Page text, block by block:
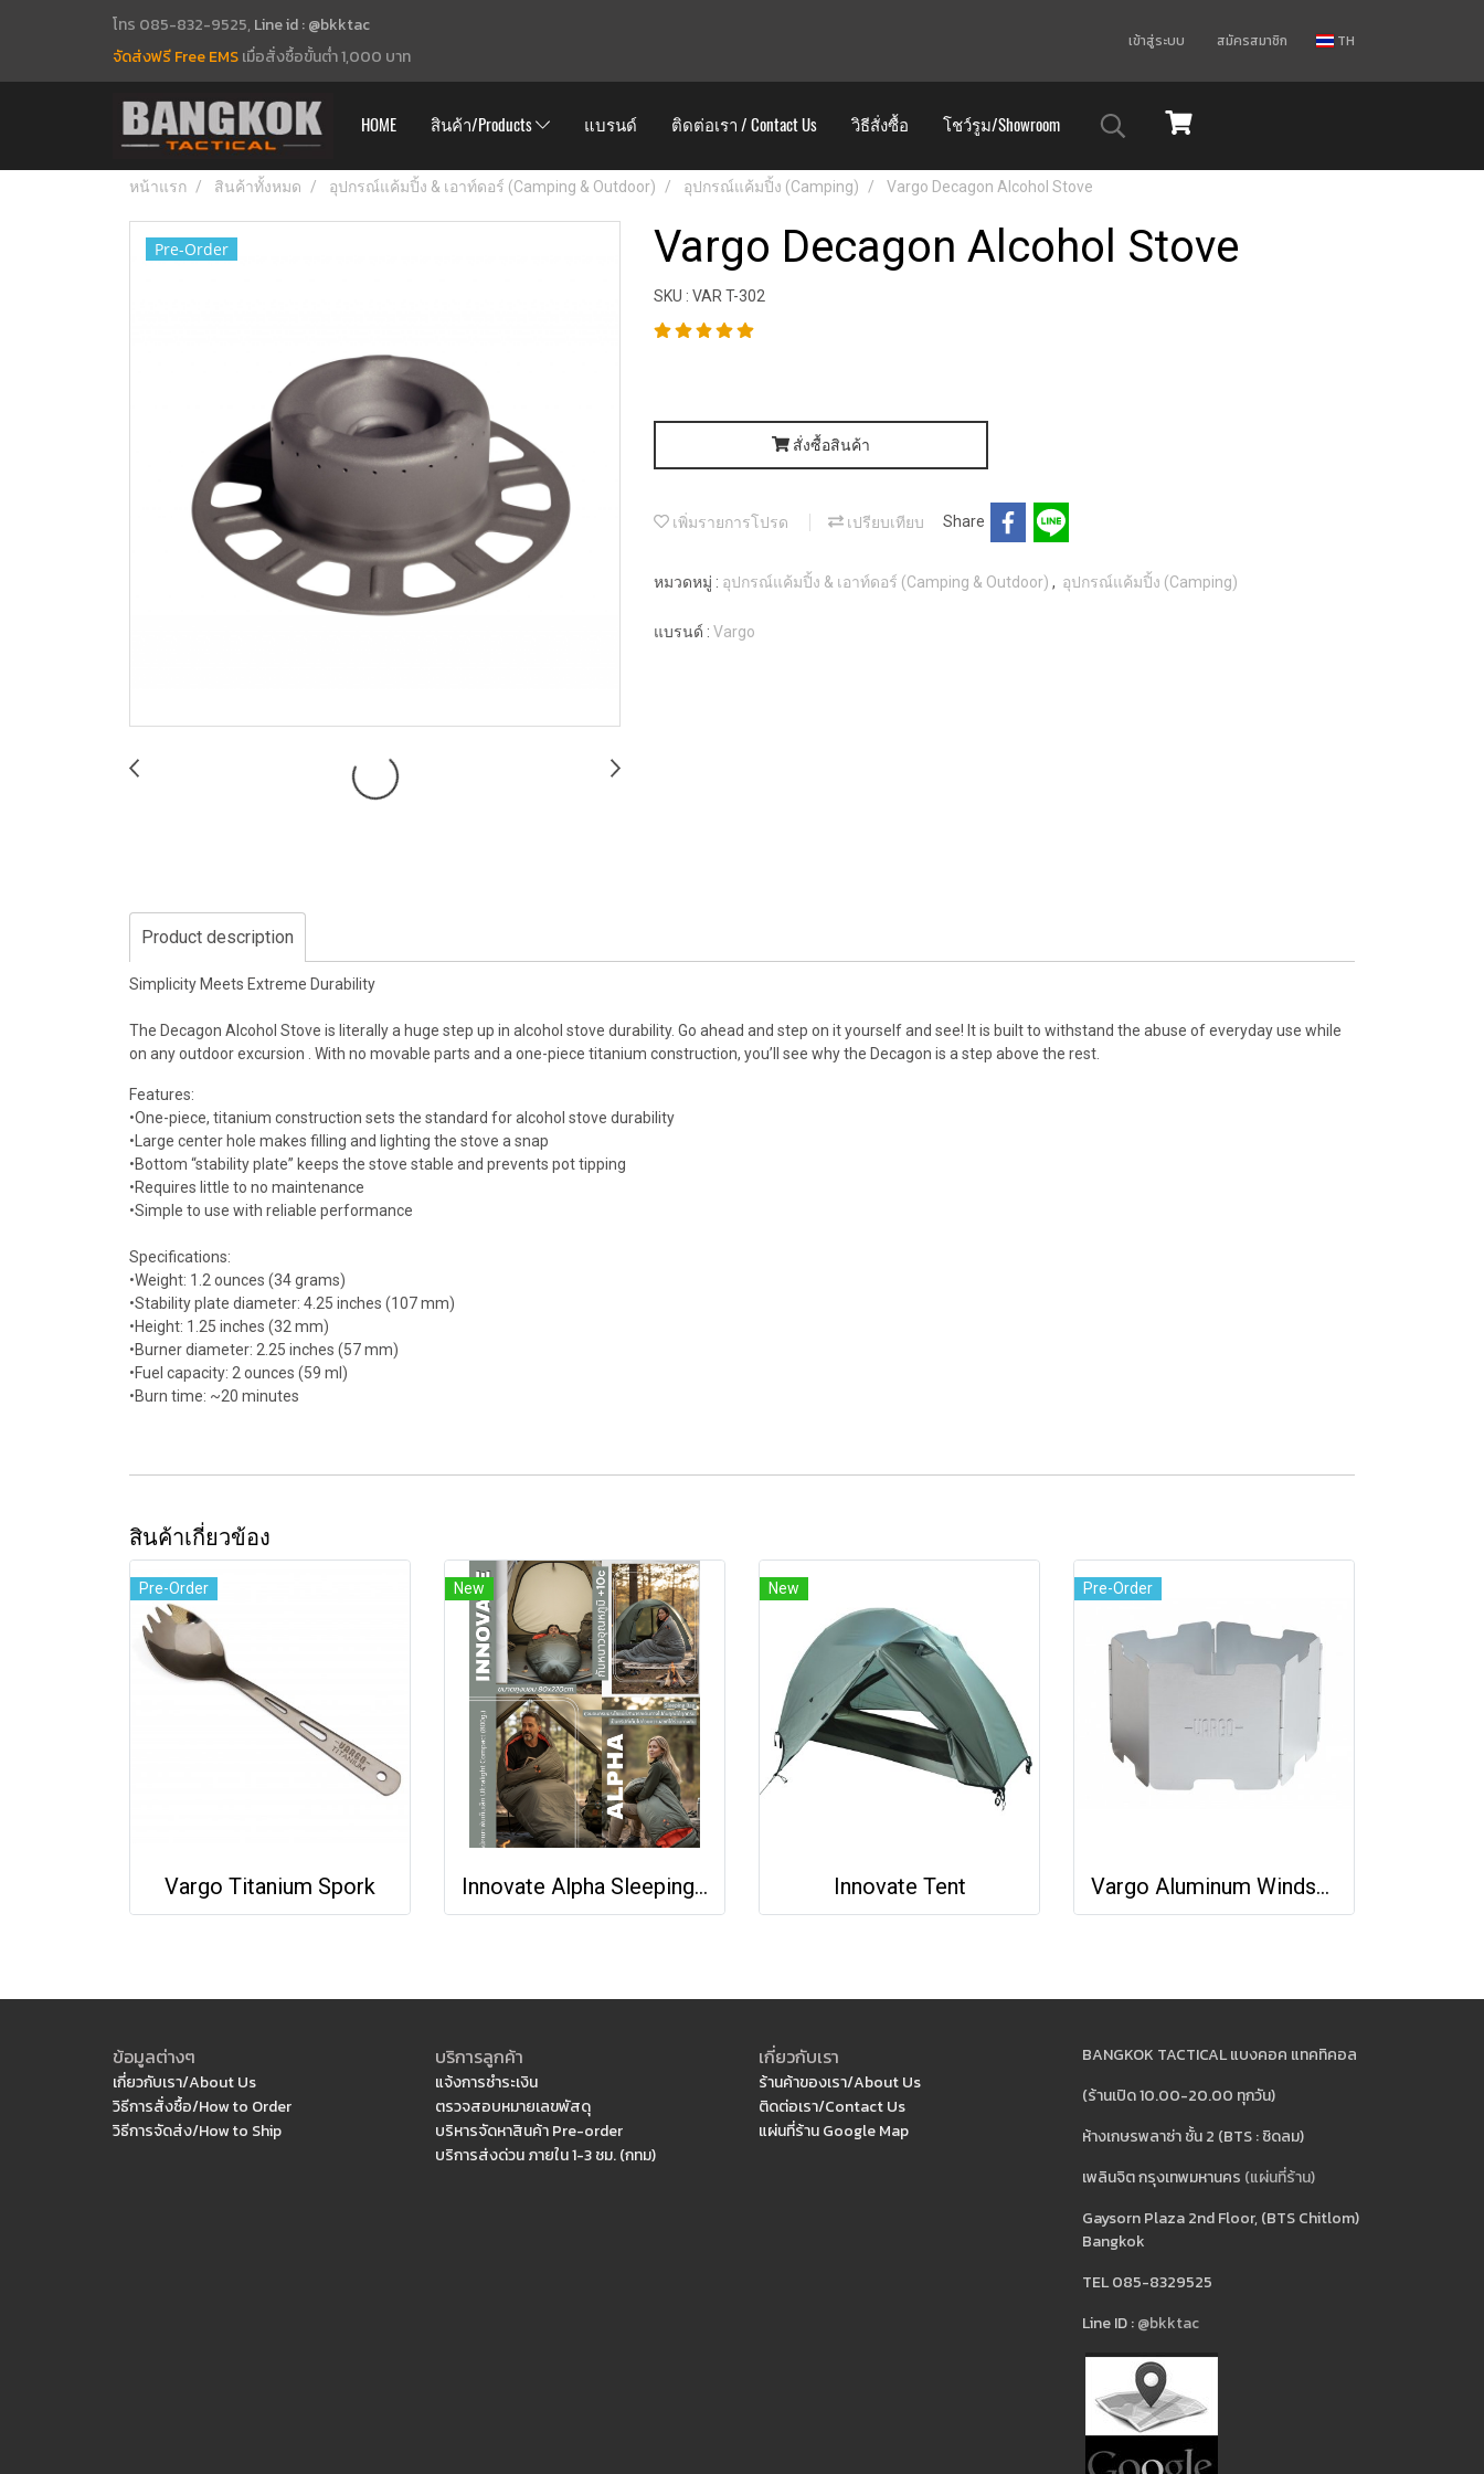
โทร 085-832-9525, Line id : @bkktac
จัดส่งฟรี Free EMSเมื่อสั่งซื้อขั้นต่ำ 1,000 บาท
เข้าสู่ระบบ สมัครสมาชิก TH
HOME สินค้า/Products แบรนด์ ติดต่อเรา / Contact Us วิธีสั่งซื้อ โชว์รูม/Showroom
หน้าแรก สินค้าทั้งหมด อุปกรณ์แค้มปิ้ง & เอาท์ดอร์ (Camping & Outdoor) อุปกรณ์แค้มปิ้ง (Camping) Vargo Decagon Alcohol Stove
Pre-Order Vargo Decagon Alcohol Stove
SKU : VAR T-302
สั่งซื้อสินค้า
เพิ่มรายการโปรด เปรียบเทียบ Share
หมวดหมู่ : อุปกรณ์แค้มปิ้ง & เอาท์ดอร์ (Camping & Outdoor) , อุปกรณ์แค้มปิ้ง (Camping)
แบรนด์ : Vargo
Product description
Simplicity Meets Extreme Durability
The Decagon Alcohol Stove is literally a huge step up in alcohol stove durability. Go ahead and step on it yourself and see! It is built to withstand the abuse of everyday use while
on any outdoor excursion . With no movable parts and a one-piece titanium construction, you’ll see why the Decagon is a step above the rest.
Features:
•One-piece, titanium construction sets the standard for alcohol stove durability
•Large center hole makes filling and lighting the stove a snap
•Bottom “stability plate” keeps the stove stable and prevents pot tipping
•Requires little to no maintenance
•Simple to use with reliable performance
Specifications:
•Weight: 1.2 ounces (34 grams)
•Stability plate diameter: 4.25 inches (107 mm)
•Height: 1.25 inches (32 mm)
•Burner diameter: 2.25 inches (57 mm)
•Fuel capacity: 2 ounces (59 ml)
•Burn time: ~20 minutes
สินค้าเกี่ยวข้อง
Pre-Order
Vargo Titanium Spork
New
Innovate Alpha Sleeping Bag
New
Innovate Tent
Pre-Order
Vargo Aluminum Windscreen
ข้อมูลต่างๆ
เกี่ยวกับเรา/About Us
วิธีการสั่งซื้อ/How to Order
วิธีการจัดส่ง/How to Ship
บริการลูกค้า
แจ้งการชำระเงิน
ตรวจสอบหมายเลขพัสดุ
บริหารจัดหาสินค้า Pre-order
บริการส่งด่วน ภายใน 1-3 ชม. (กทม)
เกี่ยวกับเรา
ร้านค้าของเรา/About Us
ติดต่อเรา/Contact Us
แผ่นที่ร้าน Google Map
BANGKOK TACTICAL แบงคอค แทคทิคอล
(ร้านเปิด 10.00-20.00 ทุกวัน)
ห้างเกษรพลาซ่า ชั้น 2 (BTS : ชิดลม)
เพลินจิต กรุงเทพมหานคร (แผ่นที่ร้าน)
Gaysorn Plaza 2nd Floor, (BTS Chitlom)
Bangkok
TEL 085-8329525
Line ID :@bkktac